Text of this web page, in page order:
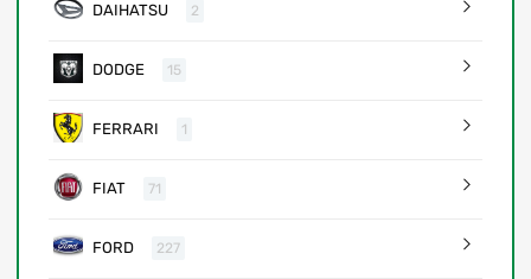
DAIHATSU 2
DODGE 15
FERRARI 1
FIAT 71
FORD 227